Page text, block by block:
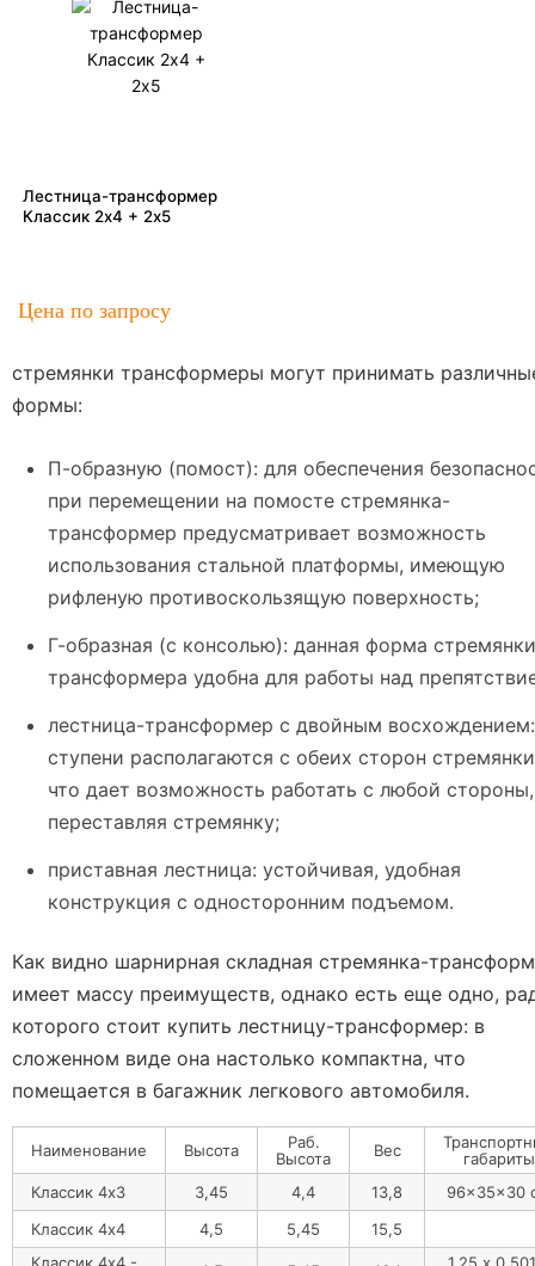
Лестница-трансформер
Классик 2х4 + 2х5
Цена по запросу
стремянки трансформеры могут принимать
формы:
П-образную (помост): для обеспечения
при перемещении на помосте стремянка-
трансформер предусматривает возможность
использования стальной платформы, имеющую
рифленую противоскользящую поверхность;
Г-образная (с консолью): данная форма
трансформера удобна для работы над
лестница-трансформер с двойным восхождением:
ступени располагаются с обеих сторон
что дает возможность работать с любой
переставляя стремянку;
приставная лестница: устойчивая, удобная
конструкция с односторонним подъемом.
Как видно шарнирная складная стремянка-
имеет массу преимуществ, однако есть еще одно,
которого стоит купить лестницу-трансформер: в
сложенном виде она настолько компактна, что
помещается в багажник легкового автомобиля.
Наименование Высота
Раб.
Высота
Вес
габариты
Классик 4х3
3,45 4,4 13,8
96x35x30
Классик 4х4
4,5 5,45
15,5
Классик 4х4 -
1,25 х